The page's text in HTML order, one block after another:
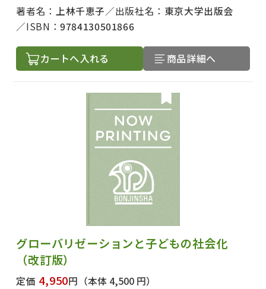
著者名： 上林千恵子 出版社名： 東京大学出版会
ISBN：9784130501866
カートへ入れる 商品詳細へ
グローバリゼーションと子どもの社会化
（改訂版）
定価 4,950円 （本体 4,500 円）